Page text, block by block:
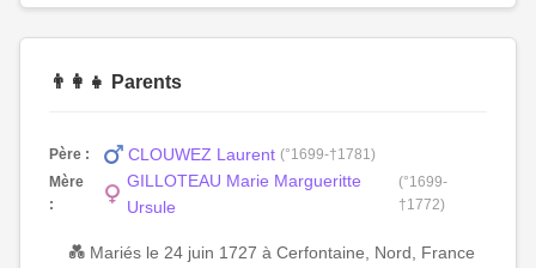
👨‍👩‍👧 Parents
Père : CLOUWEZ Laurent (°1699-†1781)
Mère
:
GILLOTEAU Marie Margueritte
Ursule
(°1699-
†1772)
💑 Mariés le 24 juin 1727 à Cerfontaine, Nord, France